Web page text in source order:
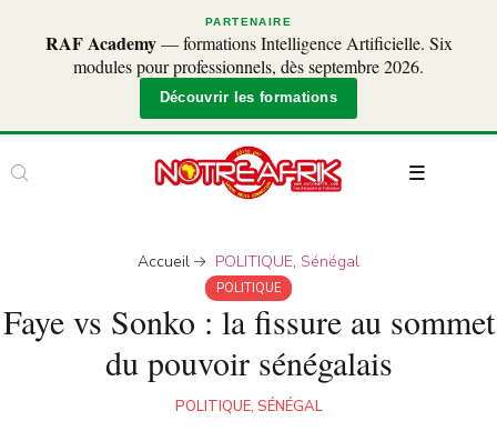
PARTENAIRE
RAF Academy— formations Intelligence Artificielle. Six
modules pour professionnels, dès septembre 2026.
Découvrir les formations
Accueil POLITIQUE, Sénégal
POLITIQUE
Faye vs Sonko : la fissure au sommet
du pouvoir sénégalais
POLITIQUE, SÉNÉGAL